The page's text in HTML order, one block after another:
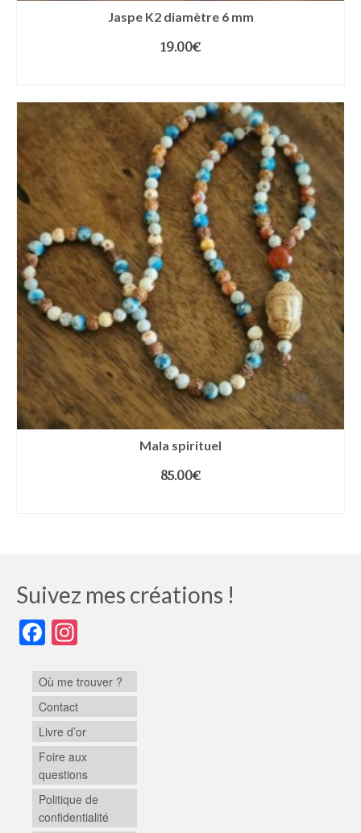
Jaspe K2 diamètre 6 mm
19.00€
Mala spirituel
85.00€
Suivez mes créations !
Facebook
Où me trouver ?
Contact
Livre d’or
Foire aux
questions
Politique de
confidentialité